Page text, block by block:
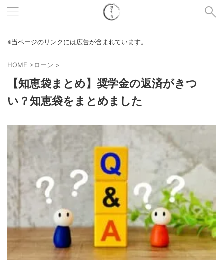
※当ページのリンクには広告が含まれています。
HOME >ローン >
【知恵袋まとめ】奨学金の返済がきつ
い？知恵袋をまとめました